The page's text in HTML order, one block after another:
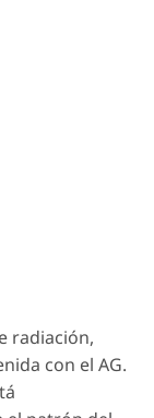
radiación,
con el AG.